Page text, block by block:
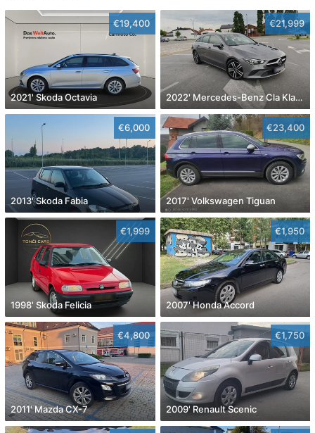
€19,400
2021' Skoda Octavia
€21,999
2022' Mercedes-Benz Cla Klasa Cla 180
€6,000
2013' Skoda Fabia
€23,400
2017' Volkswagen Tiguan
€1,999
1998' Skoda Felicia
€1,950
2007' Honda Accord
€4,800
2011' Mazda CX-7
€1,750
2009' Renault Scenic